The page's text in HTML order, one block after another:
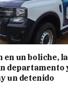
en un boliche, la
departamento
un detenido